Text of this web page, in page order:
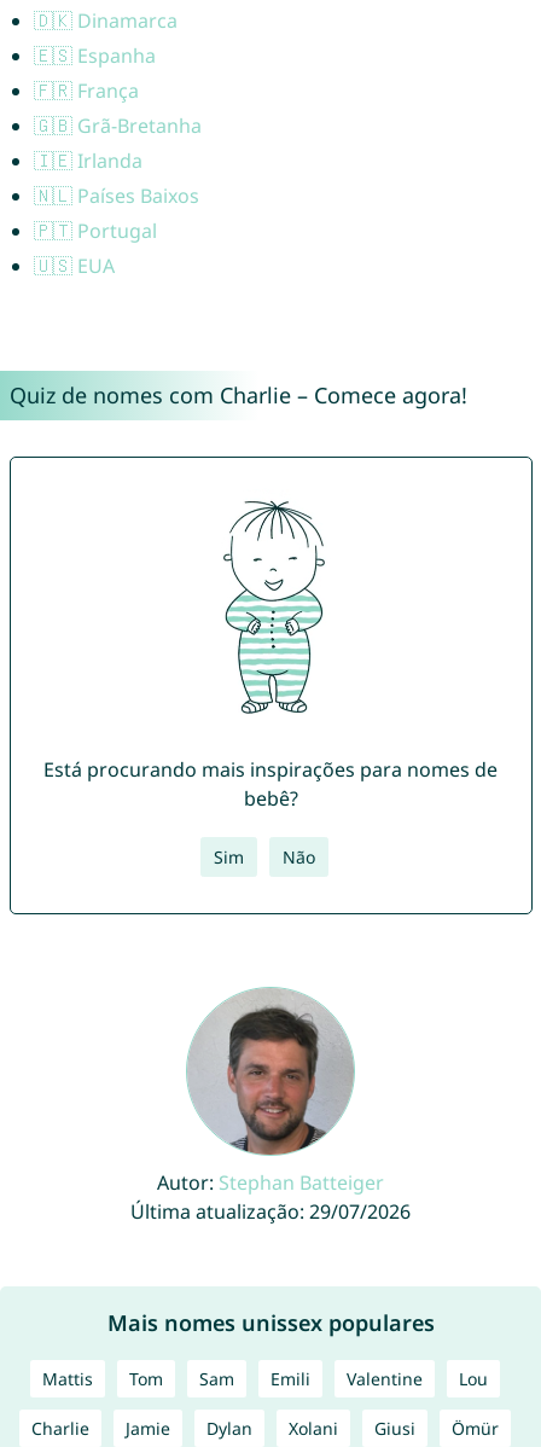
🇩🇰 Dinamarca
🇪🇸 Espanha
🇫🇷 França
🇬🇧 Grã-Bretanha
🇮🇪 Irlanda
🇳🇱 Países Baixos
🇵🇹 Portugal
🇺🇸 EUA
Quiz de nomes com Charlie – Comece agora!
Está procurando mais inspirações para nomes de
bebê?
Sim Não
Autor: Stephan Batteiger
Última atualização: 29/07/2026
Mais nomes unissex populares
Mattis Tom Sam Emili Valentine Lou
Charlie Jamie Dylan Xolani Giusi Ömür